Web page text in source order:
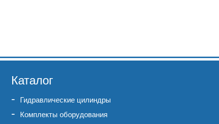
Каталог
Гидравлические цилиндры
Комплекты оборудования